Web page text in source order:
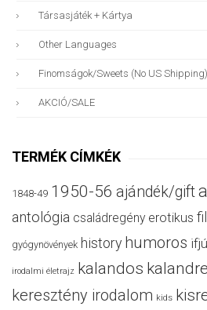
Társasjáték + Kártya
Other Languages
Finomságok/sweets (no US Shipping)
AKCIÓ/SALE
TERMÉK CÍMKÉK
1848-49 1950-56 ajándék/gift
antológia családregény erotikus
gyógynövények history humoros
irodalmi életrajz kalandos
keresztény irodalom kids